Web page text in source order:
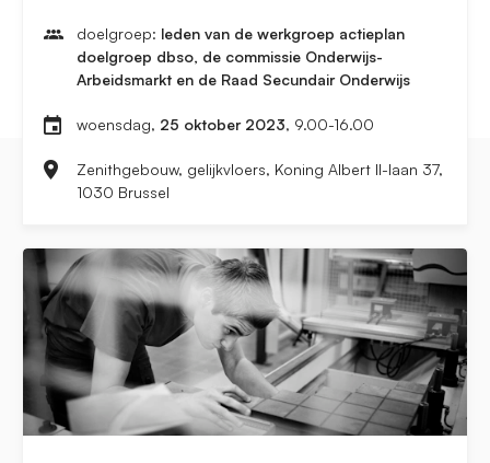
doelgroep: leden van de werkgroep actieplan
doelgroep dbso, de commissie Onderwijs-
Arbeidsmarkt en de Raad Secundair Onderwijs
woensdag, 25 oktober 2023, 9.00-16.00
Zenithgebouw, gelijkvloers, Koning Albert II-laan 37,
1030 Brussel